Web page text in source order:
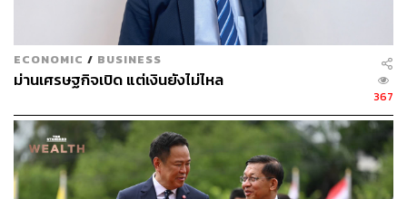
THE STANDARD WEALTH
สำนักข่าวเศรษฐกิจ ธุรกิจ และการลงทุน โดย
ทีมข่าว THE STANDARD
ECONOMIC / BUSINESS
ม่านเศรษฐกิจเปิด แต่เงินยังไม่ไหล
367